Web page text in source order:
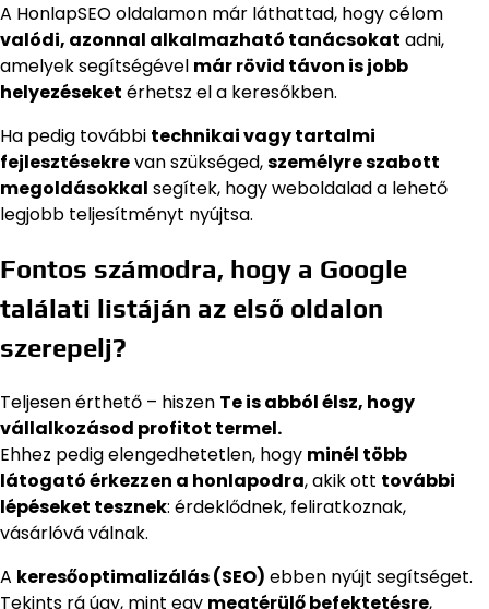
A HonlapSEO oldalamon már láthattad, hogy célom
valódi, azonnal alkalmazható tanácsokat adni,
amelyek segítségével már rövid távon is jobb
helyezéseket érhetsz el a keresőkben.
Ha pedig további technikai vagy tartalmi
fejlesztésekrevan szükséged,személyre szabott
megoldásokkal segítek, hogy weboldalad a lehető
legjobb teljesítményt nyújtsa.
Fontos számodra, hogy a Google
találati listáján az első oldalon
szerepelj?
Teljesen érthető – hiszen Te is abból élsz, hogy
vállalkozásod profitot termel.
Ehhez pedig elengedhetetlen, hogy minél több
látogató érkezzen a honlapodra, akik ott további
lépéseket tesznek: érdeklődnek, feliratkoznak,
vásárlóvá válnak.
A keresőoptimalizálás (SEO) ebben nyújt segítséget.
Tekints rá úgy, mint egy megtérülő befektetésre,